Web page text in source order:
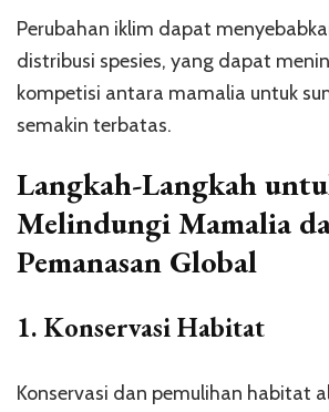
Perubahan iklim dapat
distribusi spesies, yang dapat
kompetisi antara mamalia untuk
semakin terbatas.
Langkah-Langkah
Melindungi Mamalia
Pemanasan Global
1. Konservasi Habitat
Konservasi dan pemulihan habitat